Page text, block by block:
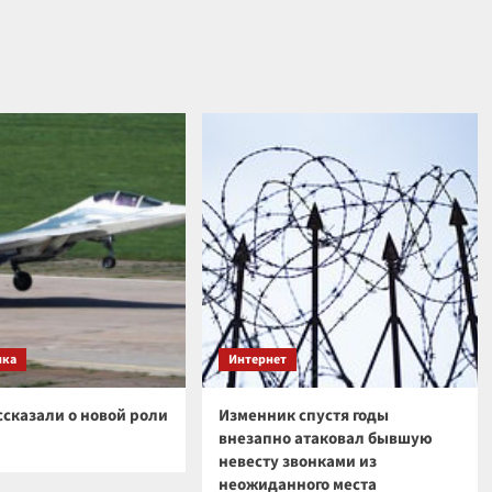
о новой роли
Интернет
Изменник спустя годы
внезапно атаковал бывшую
невесту звонками из
неожиданного места